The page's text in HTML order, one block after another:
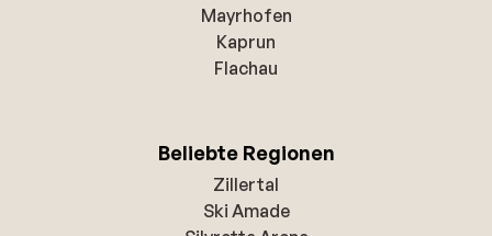
Mayrhofen
Kaprun
Flachau
Beliebte Regionen
Zillertal
Ski Amade